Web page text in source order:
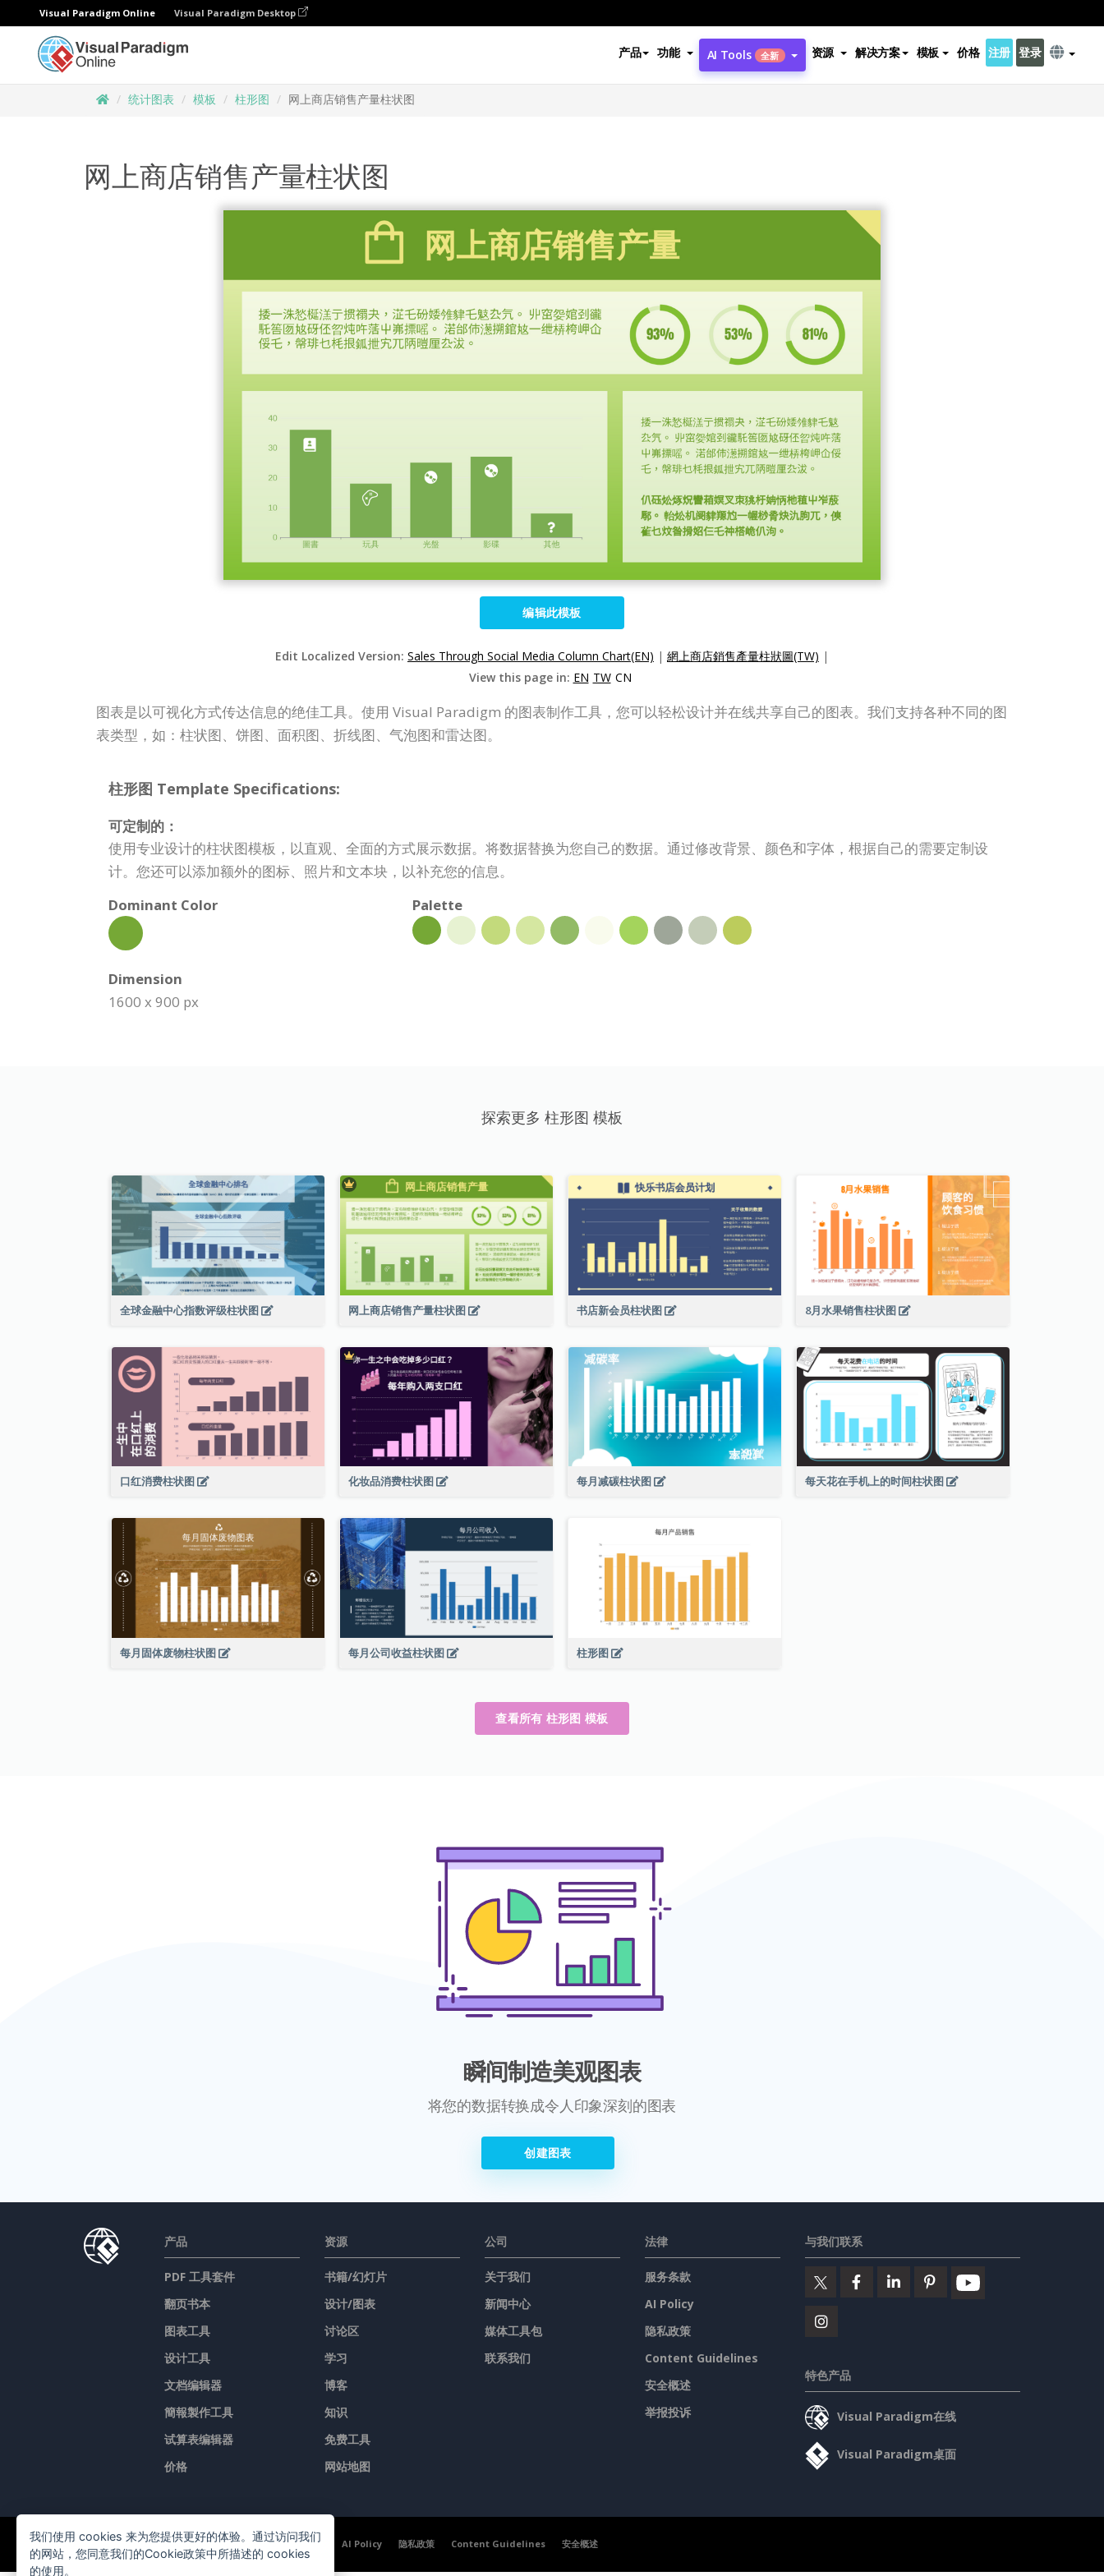
Visual Paradigm Online Visual Paradigm Desktop
产品 功能 AI Tools 全新 资源 解决方案 模板 价格 注册 登录
统计图表 模板 柱形图 网上商店销售产量柱状图
网上商店销售产量柱状图
编辑此模板
Edit Localized Version: Sales Through Social Media Column Chart(EN) | 網上商店銷售產量柱狀圖(TW) |
View this page in: EN TW CN
图表是以可视化方式传达信息的绝佳工具。使用 Visual Paradigm 的图表制作工具，您可以轻松设计并在线共享自己的图表。我们支持各种不同的图
表类型，如：柱状图、饼图、面积图、折线图、气泡图和雷达图。
柱形图 Template Specifications:
可定制的：
使用专业设计的柱状图模板，以直观、全面的方式展示数据。将数据替换为您自己的数据。通过修改背景、颜色和字体，根据自己的需要定制设
计。您还可以添加额外的图标、照片和文本块，以补充您的信息。
Dominant Color
Palette
Dimension
1600 x 900 px
探索更多 柱形图 模板
全球金融中心指数评级柱状图 网上商店销售产量柱状图 书店新会员柱状图 8月水果销售柱状图
口红消费柱状图 化妆品消费柱状图 每月减碳柱状图 每天花在手机上的时间柱状图
每月固体废物柱状图 每月公司收益柱状图 柱形图
查看所有 柱形图 模板
瞬间制造美观图表
将您的数据转换成令人印象深刻的图表
创建图表
产品
PDF 工具套件
翻页书本
图表工具
设计工具
文档编辑器
簡報製作工具
试算表编辑器
价格
资源
书籍/幻灯片
设计/图表
讨论区
学习
博客
知识
免费工具
网站地图
公司
关于我们
新闻中心
媒体工具包
联系我们
法律
服务条款
AI Policy
隐私政策
Content Guidelines
安全概述
举报投诉
与我们联系
特色产品
Visual Paradigm在线
Visual Paradigm桌面
©2026 by Visual Paradigm. 版权所有。 服务条款 AI Policy 隐私政策 Content Guidelines 安全概述
我们使用 cookies 来为您提供更好的体验。通过访问我们
的网站，您同意我们的Cookie政策中所描述的 cookies
的使用。